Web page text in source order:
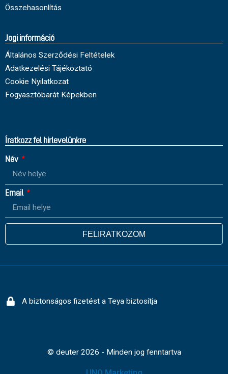
Összehasonlítás
Jogi információ
Általános Szerződési Feltételek
Adatkezelési Tájékoztató
Cookie Nyilatkozat
Fogyasztóbarát Képekben
Íratkozz fel hirlevelünkre
Név
Email
FELIRATKOZOM
A biztonságos fizetést a Teya biztosítja
© deuter 2026 - Minden jog fenntartva